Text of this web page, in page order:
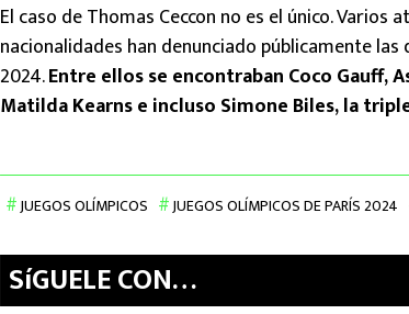
El caso de Thomas Ceccon no es el único.
nacionalidades han denunciado públicamente
2024.Entre ellos se encontraban Coco Gauff,
Matilda Kearns e incluso Simone Biles, la
JUEGOS OLÍMPICOS JUEGOS OLÍMPICOS DE PARÍS 2024
SíGUELE CON…